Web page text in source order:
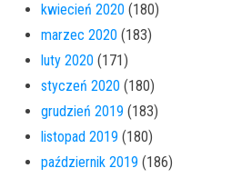
kwiecień 2020 (180)
marzec 2020 (183)
luty 2020 (171)
styczeń 2020 (180)
grudzień 2019 (183)
listopad 2019 (180)
październik 2019 (186)